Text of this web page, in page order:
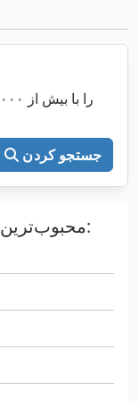
جستجو کردن
محبوب‌ترین نام‌های ماشین‌آلات را مرور کنید: